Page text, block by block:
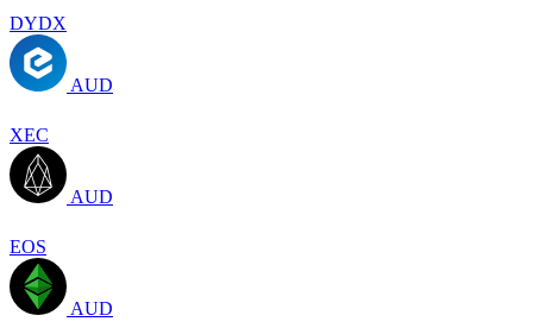
DYDX
AUD
XEC
AUD
EOS
AUD